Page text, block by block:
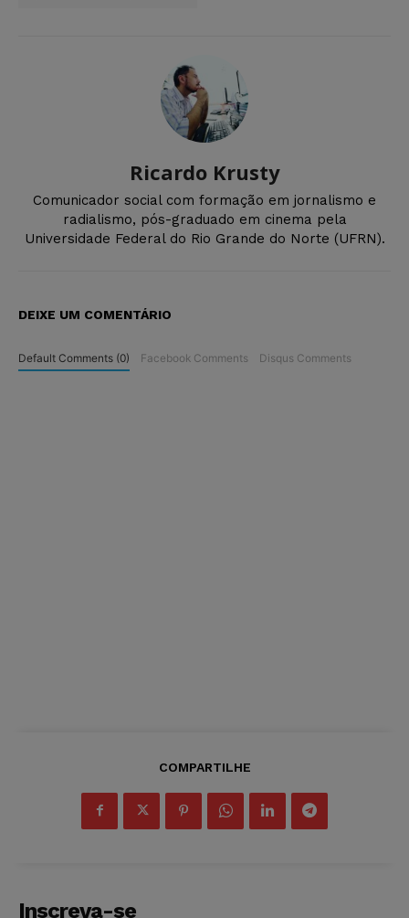
Ricardo Krusty
Comunicador social com formação em jornalismo e
radialismo, pós-graduado em cinema pela
Universidade Federal do Rio Grande do Norte (UFRN).
DEIXE UM COMENTÁRIO
Default Comments (0) Facebook Comments Disqus Comments
COMPARTILHE
Inscreva-se